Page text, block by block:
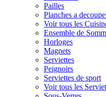
Pailles
Planches a
Voir tous les
Ensemble de
Horloges
Magnets
Serviettes
Peignoirs
Serviettes de sport
Voir tous les